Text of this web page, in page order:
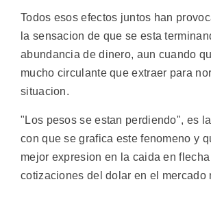
Todos esos efectos juntos han
la sensacion de que se esta
abundancia de dinero, aun cuando
mucho circulante que extraer para
situacion.
"Los pesos se estan perdiendo", es
con que se grafica este fenomeno y
mejor expresion en la caida en
cotizaciones del dolar en el mercado